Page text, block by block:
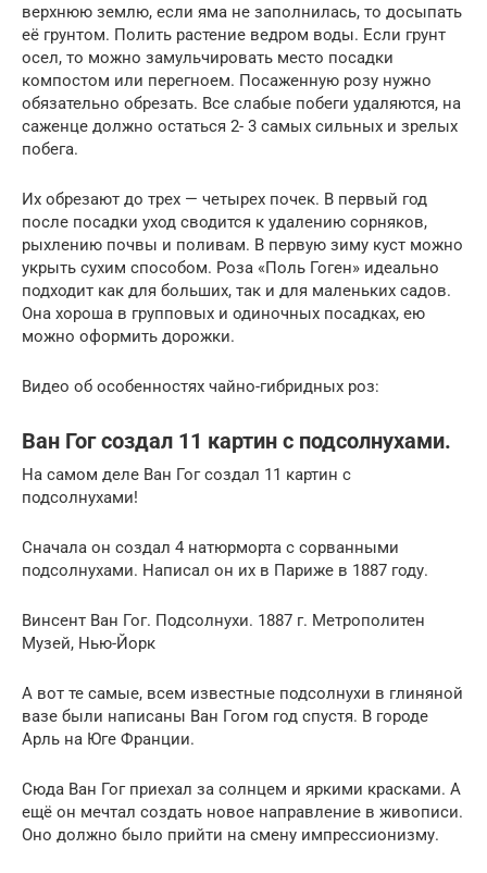
верхнюю землю, если яма не заполнилась, то досыпать
её грунтом. Полить растение ведром воды. Если грунт
осел, то можно замульчировать место посадки
компостом или перегноем. Посаженную розу нужно
обязательно обрезать. Все слабые побеги удаляются, на
саженце должно остаться 2- 3 самых сильных и зрелых
побега.
Их обрезают до трех — четырех почек. В первый год
после посадки уход сводится к удалению сорняков,
рыхлению почвы и поливам. В первую зиму куст можно
укрыть сухим способом. Роза «Поль Гоген» идеально
подходит как для больших, так и для маленьких садов.
Она хороша в групповых и одиночных посадках, ею
можно оформить дорожки.
Видео об особенностях чайно-гибридных роз:
Ван Гог создал 11 картин с подсолнухами.
На самом деле Ван Гог создал 11 картин с
подсолнухами!
Сначала он создал 4 натюрморта с сорванными
подсолнухами. Написал он их в Париже в 1887 году.
Винсент Ван Гог. Подсолнухи. 1887 г. Метрополитен
Музей, Нью-Йорк
А вот те самые, всем известные подсолнухи в глиняной
вазе были написаны Ван Гогом год спустя. В городе
Арль на Юге Франции.
Сюда Ван Гог приехал за солнцем и яркими красками. А
ещё он мечтал создать новое направление в живописи.
Оно должно было прийти на смену импрессионизму.